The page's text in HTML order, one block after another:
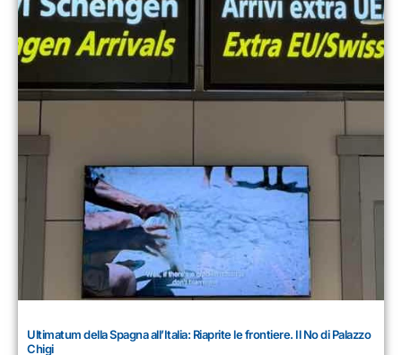
Ultimatum della Spagna all’Italia: Riaprite le frontiere. Il No di Palazzo
Chigi